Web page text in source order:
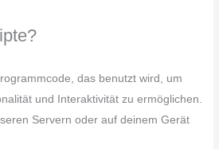
das benutzt wird, um
und Interaktivität zu ermöglichen.
Servern oder auf deinem Gerät